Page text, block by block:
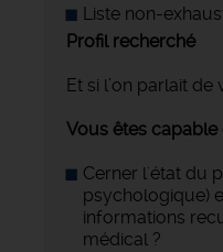
Liste non-
Profil recherché
Et si l’on parlait de
Vous êtes capable
Cerner l'état du
psychologique)
informations
médical ?